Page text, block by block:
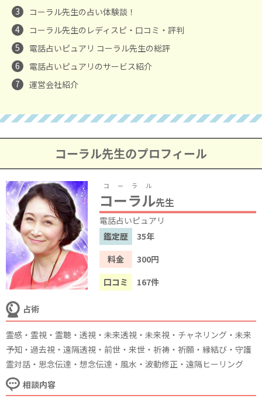
3
コーラル先生の占い体験談！
4
コーラル先生のレディスピ・口コミ・評判
5
電話占いピュアリ コーラル先生の総評
6
電話占いピュアリのサービス紹介
7
運営会社紹介
コーラル先生のプロフィール
コーラル
コーラル
先生
電話占いピュアリ
鑑定歴
35年
料金
300円
口コミ
167件
占術
霊感・霊視・霊聴・透視・未来透視・未来視・チャネリング・未来
予知・過去視・遠隔透視・前世・来世・祈祷・祈願・縁結び・守護
霊対話・思念伝達・想念伝達・風水・波動修正・遠隔ヒーリング
相談内容